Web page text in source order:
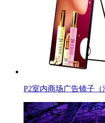
P2室内商场广告镜子（